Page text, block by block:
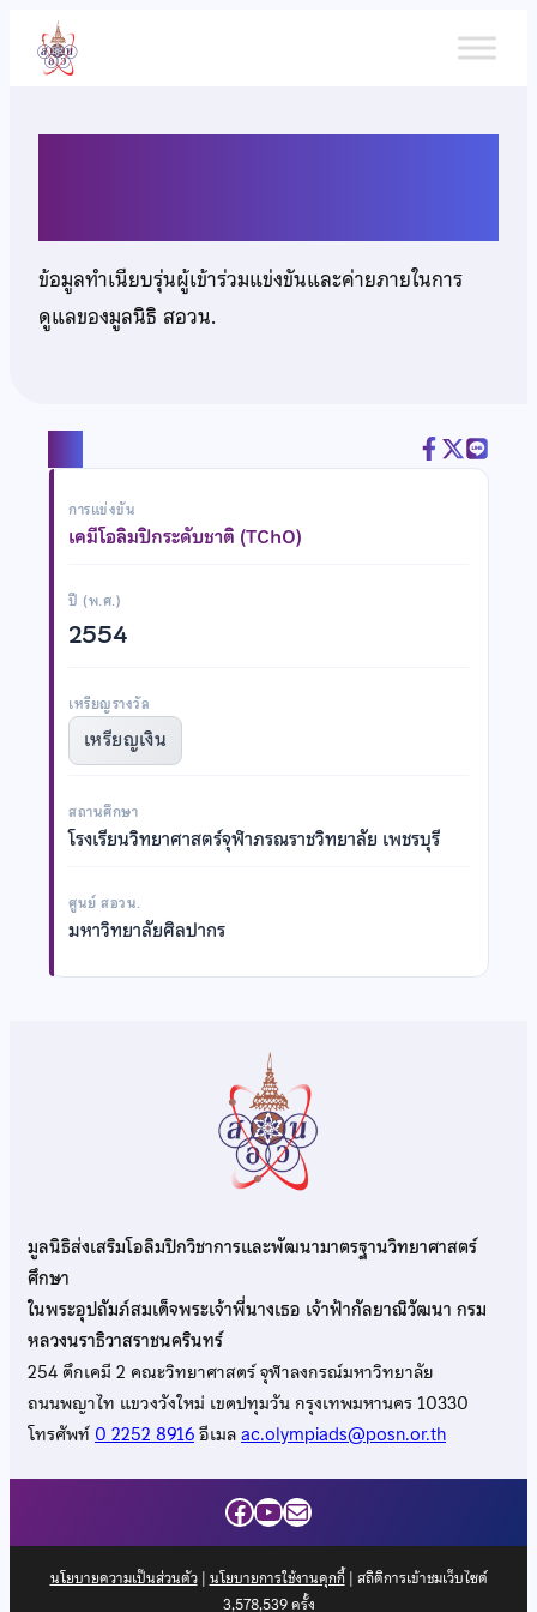
เนื้อหา
ข้อมูลทำเนียบรุ่นผู้เข้าร่วมแข่งขันและค่ายภายในการ
ดูแลของมูลนิธิ สอวน.
การแข่งขัน
เคมีโอลิมปิกระดับชาติ (TChO)
ปี (พ.ศ.)
2554
เหรียญรางวัล
เหรียญเงิน
สถานศึกษา
โรงเรียนวิทยาศาสตร์จุฬาภรณราชวิทยาลัย เพชรบุรี
ศูนย์ สอวน.
มหาวิทยาลัยศิลปากร
มูลนิธิส่งเสริมโอลิมปิกวิชาการและพัฒนามาตรฐานวิทยาศาสตร์
ศึกษา
ในพระอุปถัมภ์สมเด็จพระเจ้าพี่นางเธอ เจ้าฟ้ากัลยาณิวัฒนา กรม
หลวงนราธิวาสราชนครินทร์
254 ตึกเคมี 2 คณะวิทยาศาสตร์ จุฬาลงกรณ์มหาวิทยาลัย
ถนนพญาไท แขวงวังใหม่ เขตปทุมวัน กรุงเทพมหานคร 10330
โทรศัพท์0 2252 8916อีเมลac.olympiads@posn.or.th
Facebook
YouTube
Mail
นโยบายความเป็นส่วนตัว| นโยบายการใช้งานคุกกี้| สถิติการเข้าชมเว็บไซต์
3,578,539ครั้ง